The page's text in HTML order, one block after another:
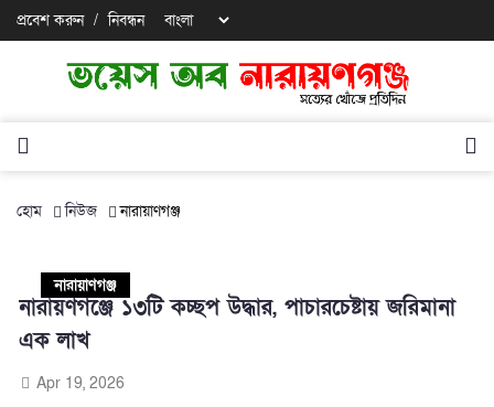
প্রবেশ করুন / নিবন্ধন
হোম নিউজ নারায়াণগঞ্জ
নারায়াণগঞ্জ
নারায়ণগঞ্জে ১৩টি কচ্ছপ উদ্ধার, পাচারচেষ্টায় জরিমানা
এক লাখ
Apr 19, 2026